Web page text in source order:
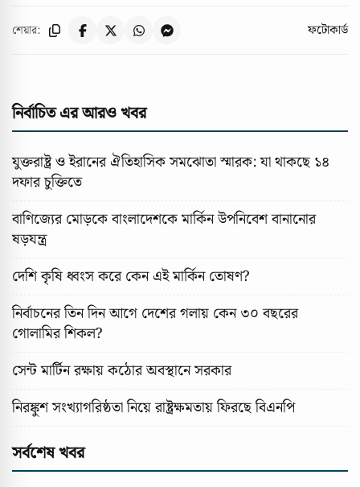
শেয়ার: ফটোকার্ড
নির্বাচিত এর আরও খবর
যুক্তরাষ্ট্র ও ইরানের ঐতিহাসিক সমঝোতা স্মারক: যা থাকছে ১৪
দফার চুক্তিতে
বাণিজ্যের মোড়কে বাংলাদেশকে মার্কিন উপনিবেশ বানানোর
ষড়যন্ত্র
দেশি কৃষি ধ্বংস করে কেন এই মার্কিন তোষণ?
নির্বাচনের তিন দিন আগে দেশের গলায় কেন ৩০ বছরের
গোলামির শিকল?
সেন্ট মার্টিন রক্ষায় কঠোর অবস্থানে সরকার
নিরঙ্কুশ সংখ্যাগরিষ্ঠতা নিয়ে রাষ্ট্রক্ষমতায় ফিরছে বিএনপি
সর্বশেষ খবর